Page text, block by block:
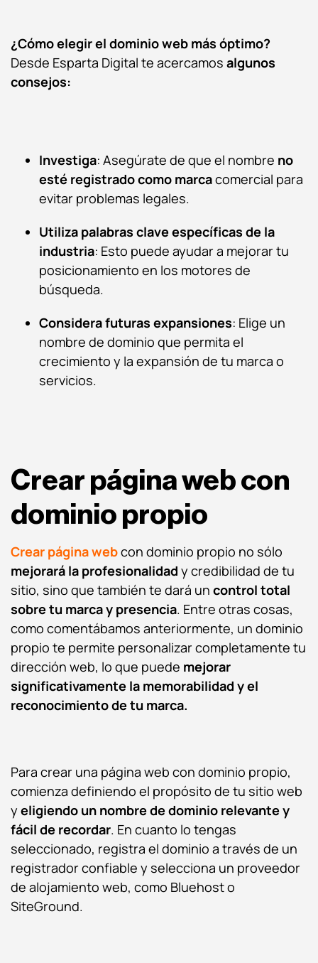
¿Cómo elegir el dominio web más óptimo?
Desde Esparta Digital te acercamos algunos
consejos:
Investiga: Asegúrate de que el nombre no
esté registrado como marcacomercial para
evitar problemas legales.
Utiliza palabras clave específicas de la
industria: Esto puede ayudar a mejorar tu
posicionamiento en los motores de
búsqueda.
Considera futuras expansiones: Elige un
nombre de dominio que permita el
crecimiento y la expansión de tu marca o
servicios.
Crear página web con
dominio propio
Crear página webcon dominio propio no sólo
mejorará la profesionalidad y credibilidad de tu
sitio, sino que también te dará un control total
sobre tu marca y presencia. Entre otras cosas,
como comentábamos anteriormente, un dominio
propio te permite personalizar completamente tu
dirección web, lo que puede mejorar
significativamente la memorabilidad y el
reconocimiento de tu marca.
Para crear una página web con dominio propio,
comienza definiendo el propósito de tu sitio web
y eligiendo un nombre de dominio relevante y
fácil de recordar. En cuanto lo tengas
seleccionado, registra el dominio a través de un
registrador confiable y selecciona un proveedor
de alojamiento web, como Bluehost o
SiteGround.